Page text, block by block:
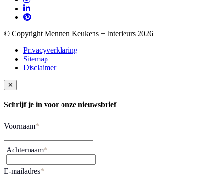
© Copyright Mennen Keukens + Interieurs 2026
Privacyverklaring
Sitemap
Disclaimer
✕
Schrijf je in voor onze nieuwsbrief
Voornaam*
Achternaam*
E-mailadres*